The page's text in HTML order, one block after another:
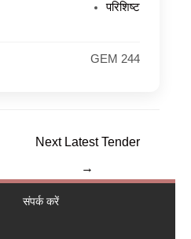
परिशिष्ट
GEM 244
Next Latest Tender
→
संपर्क करें